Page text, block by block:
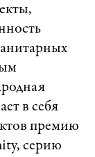
в себя
премию
серию